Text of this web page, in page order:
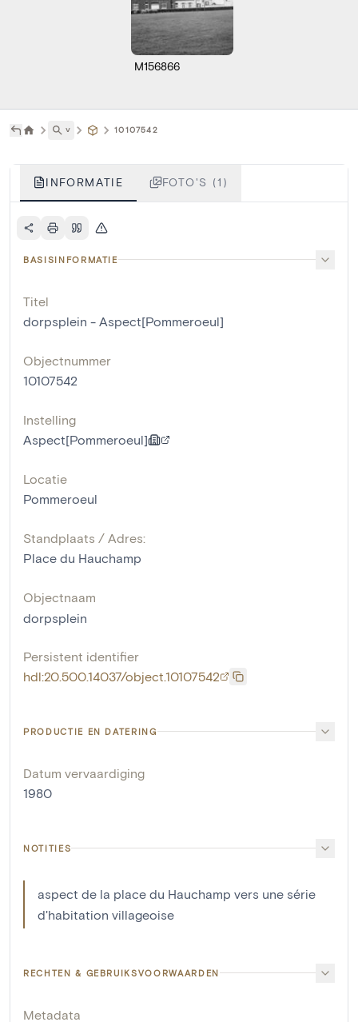
M156866
˅ 10107542
INFORMATIE FOTO'S (1)
BASISINFORMATIE
Titel
dorpsplein - Aspect[Pommeroeul]
Objectnummer
10107542
Instelling
Aspect[Pommeroeul]
Locatie
Pommeroeul
Standplaats / Adres:
Place du Hauchamp
Objectnaam
dorpsplein
Persistent identifier
hdl:20.500.14037/object.10107542
PRODUCTIE EN DATERING
Datum vervaardiging
1980
NOTITIES
aspect de la place du Hauchamp vers une série
d'habitation villageoise
RECHTEN & GEBRUIKSVOORWAARDEN
Metadata